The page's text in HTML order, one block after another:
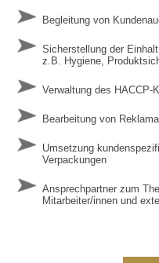
Begleitung von
Sicherstellung der
z.B. Hygiene,
Verwaltung des HACCP-
Bearbeitung von
Umsetzung
Verpackungen
Ansprechpartner zum
Mitarbeiter/innen und